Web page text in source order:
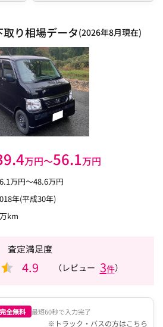
り相場データ(2026年8月現在)
万円〜56.1万円
万円〜48.6万円
年(平成30年)
km
査定満足度
4.9 （レビュー 3件）
完全無料 最短60秒で入力完了
※トラック・バスの方はこちら